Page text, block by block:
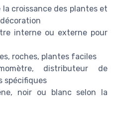
croissance des plantes et
interne ou externe pour
roches, plantes faciles
distributeur de
spécifiques
noir ou blanc selon la